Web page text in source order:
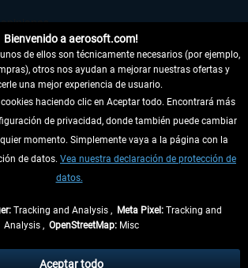
recepción si no se describe lo contrario
Bienvenido a aerosoft.com!
de ellos son técnicamente necesarios (por ejemplo,
otros nos ayudan a mejorar nuestras ofertas y
una mejor experiencia de usuario.
haciendo clic en Aceptar todo. Encontrará más
de privacidad, donde también puede cambiar
momento. Simplemente vaya a la página con la
de datos. Vea nuestra declaración de protección de
datos.
Tracking and Analysis , Meta Pixel: Tracking and
Analysis , OpenStreetMap:Misc
Aceptar todo